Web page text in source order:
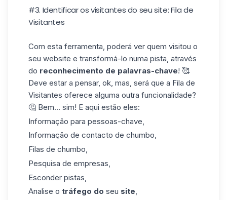
#3. Identificar os visitantes do seu site: Fila de
Visitantes
Com esta ferramenta, poderá ver quem visitou o
seu website e transformá-lo numa pista, através
do reconhecimento de palavras-chave! 🥰
Deve estar a pensar, ok, mas, será que a Fila de
Visitantes oferece alguma outra funcionalidade?
🤔 Bem... sim! E aqui estão eles:
Informação para pessoas-chave,
Informação de contacto de chumbo,
Filas de chumbo,
Pesquisa de empresas,
Esconder pistas,
Analise o tráfego do seu site,